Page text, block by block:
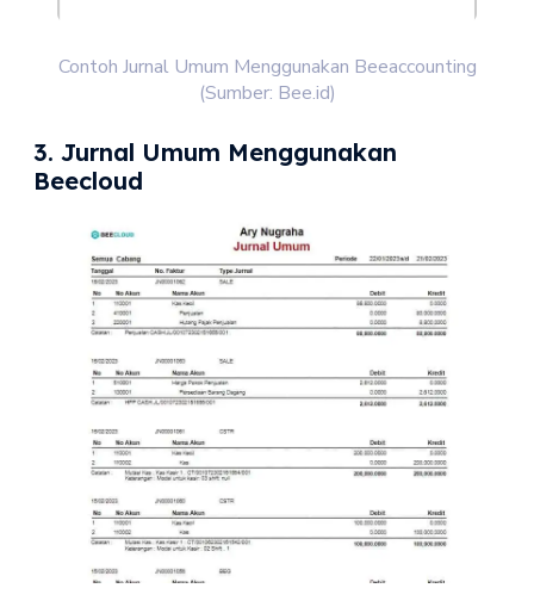
Contoh Jurnal Umum Menggunakan Beeaccounting
(Sumber: Bee.id)
3. Jurnal Umum Menggunakan
Beecloud